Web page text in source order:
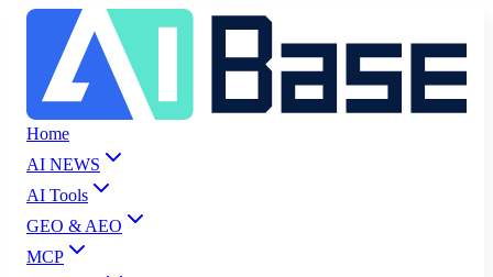
Home
AI NEWS
AI Tools
GEO & AEO
MCP